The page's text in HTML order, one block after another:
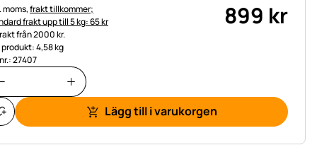
moms,frakt tillkommer;
frakt upp till 5 kg: 65 kr
från 2000 kr.
4,58 kg
27407
899 kr
Lägg till i varukorgen